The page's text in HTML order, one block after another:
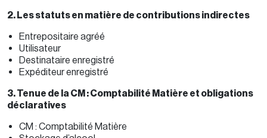
2. Les statuts en matière de contributions indirectes
Entrepositaire agréé
Utilisateur
Destinataire enregistré
Expéditeur enregistré
3. Tenue de la CM : Comptabilité Matière et obligations
déclaratives
CM : Comptabilité Matière